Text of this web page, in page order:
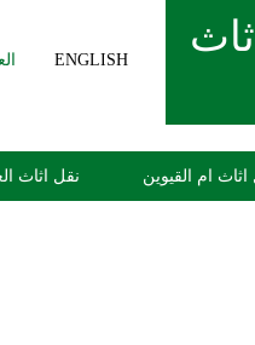
ENGLISH
نقل اثاث اثاث ام القيوين